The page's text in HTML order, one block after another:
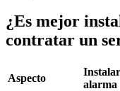
¿Es mejor
contratar un
Aspecto
alarma